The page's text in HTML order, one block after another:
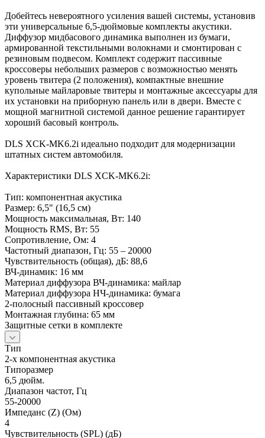
Добейтесь невероятного усиления вашей системы, установив
эти универсальные 6,5-дюймовые комплекты акустики.
Диффузор мидбасового динамика выполнен из бумаги,
армированной текстильными волокнами и смонтирован с
резиновым подвесом. Комплект содержит пассивные
кроссоверы небольших размеров с возможностью менять
уровень твитера (2 положения), компактные внешние
купольные майларовые твитеры и монтажные аксессуары для
их установки на приборную панель или в двери. Вместе с
мощной магнитной системой данное решение гарантирует
хороший басовый контроль.
DLS XCK-MK6.2i идеально подходит для модернизации
штатных систем автомобиля.
Характеристики DLS XCK-MK6.2i:
Тип: компонентная акустика
Размер: 6,5" (16,5 см)
Мощность максимальная, Вт: 140
Мощность RMS, Вт: 55
Сопротивление, Ом: 4
Частотный диапазон, Гц: 55 – 20000
Чувствительность (общая), дБ: 88,6
ВЧ-динамик: 16 мм
Материал диффузора ВЧ-динамика: майлар
Материал диффузора НЧ-динамика: бумага
2-полосный пассивный кроссовер
Монтажная глубина: 65 мм
Защитные сетки в комплекте
Тип
2-х компонентная акустика
Типоразмер
6,5 дюйм.
Диапазон частот, Гц
55-20000
Импеданс (Z) (Ом)
4
Чувствительность (SPL) (дБ)